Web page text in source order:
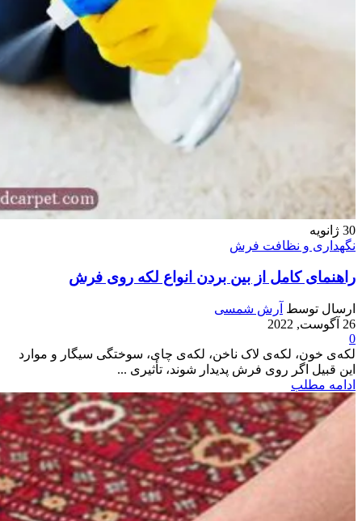
30 ژانویه
نگهداری و نظافت فرش
راهنمای کامل از بین بردن انواع لکه روی فرش
ارسال توسط آرش شمسی
26 آگوست, 2022
0
لکه‌ی خون، لکه‌ی لاک ناخن، لکه‌ی چای، سوختگی سیگار و موارد
این قبیل اگر روی فرش پدیدار شوند، تأثیری ...
ادامه مطلب